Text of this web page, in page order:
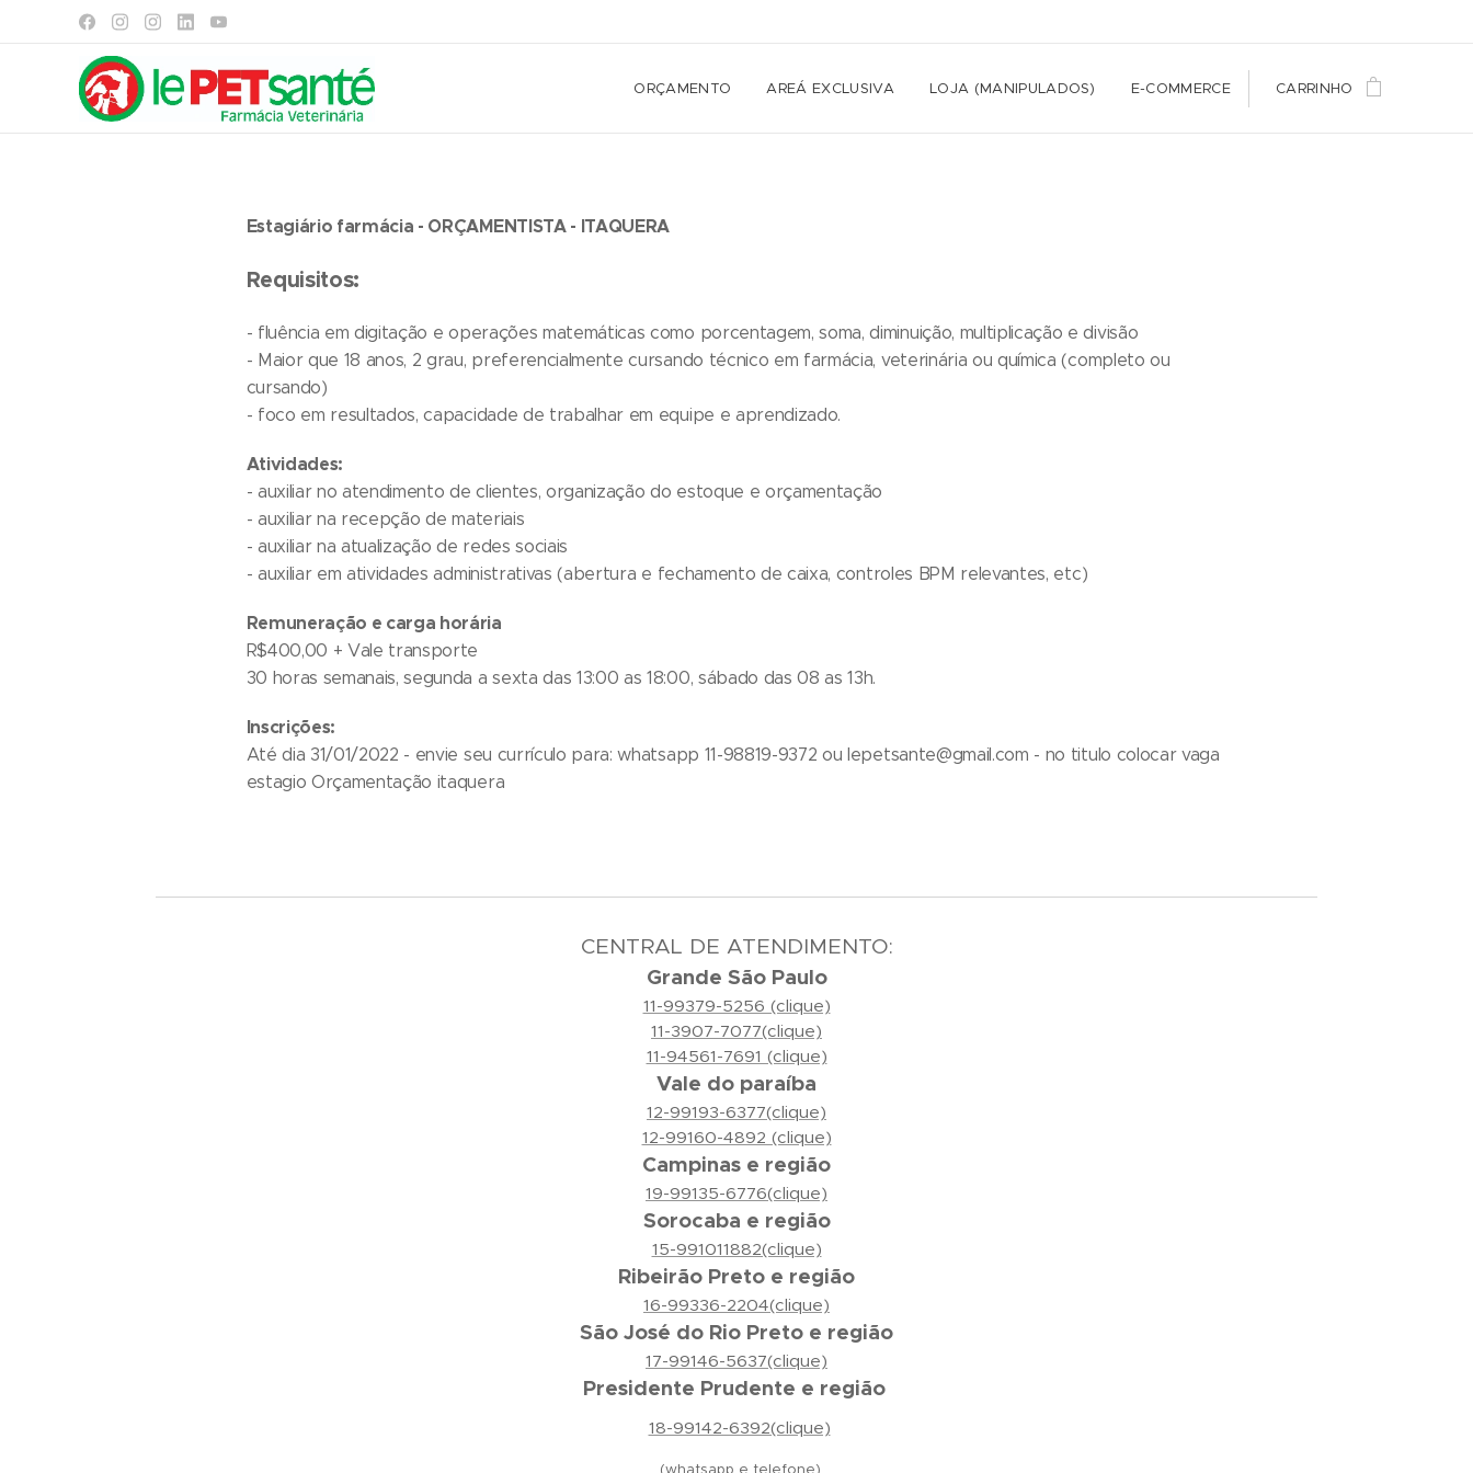
ORÇAMENTO AREÁ EXCLUSIVA LOJA (MANIPULADOS) E-COMMERCE CARRINHO
Estagiário farmácia - ORÇAMENTISTA - ITAQUERA
Requisitos:
- fluência em digitação e operações matemáticas como porcentagem, soma, diminuição, multiplicação e divisão
- Maior que 18 anos, 2 grau, preferencialmente cursando técnico em farmácia, veterinária ou química (completo ou
cursando)
- foco em resultados, capacidade de trabalhar em equipe e aprendizado.
Atividades:
- auxiliar no atendimento de clientes, organização do estoque e orçamentação
- auxiliar na recepção de materiais
- auxiliar na atualização de redes sociais
- auxiliar em atividades administrativas (abertura e fechamento de caixa, controles BPM relevantes, etc)
Remuneração e carga horária
R$400,00 + Vale transporte
30 horas semanais, segunda a sexta das 13:00 as 18:00, sábado das 08 as 13h.
Inscrições:
Até dia 31/01/2022 - envie seu currículo para: whatsapp 11-98819-9372 ou lepetsante@gmail.com - no titulo colocar vaga
estagio Orçamentação itaquera
CENTRAL DE ATENDIMENTO:
Grande São Paulo
11-99379-5256 (clique)
11-3907-7077(clique)
11-94561-7691 (clique)
Vale do paraíba
12-99193-6377(clique)
12-99160-4892 (clique)
Campinas e região
19-99135-6776(clique)
Sorocaba e região
15-991011882(clique)
Ribeirão Preto e região
16-99336-2204(clique)
São José do Rio Preto e região
17-99146-5637(clique)
Presidente Prudente e região
18-99142-6392(clique)
(whatsapp e telefone)